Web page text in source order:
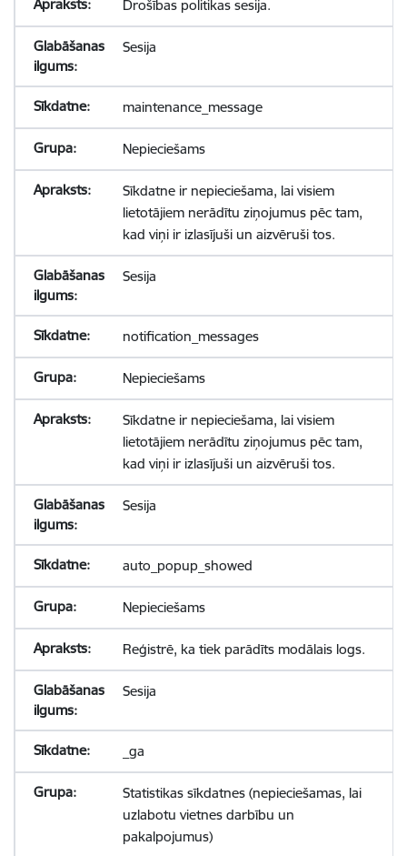
Drošības politikas sesija.
Sesija
maintenance_message
Nepieciešams
Sīkdatne ir nepieciešama, lai visiem
lietotājiem nerādītu ziņojumus pēc tam,
kad viņi ir izlasījuši un aizvēruši tos.
Sesija
notification_messages
Nepieciešams
Sīkdatne ir nepieciešama, lai visiem
lietotājiem nerādītu ziņojumus pēc tam,
kad viņi ir izlasījuši un aizvēruši tos.
Sesija
auto_popup_showed
Nepieciešams
Reģistrē, ka tiek parādīts modālais logs.
Sesija
_ga
Statistikas sīkdatnes (nepieciešamas, lai
uzlabotu vietnes darbību un
pakalpojumus)